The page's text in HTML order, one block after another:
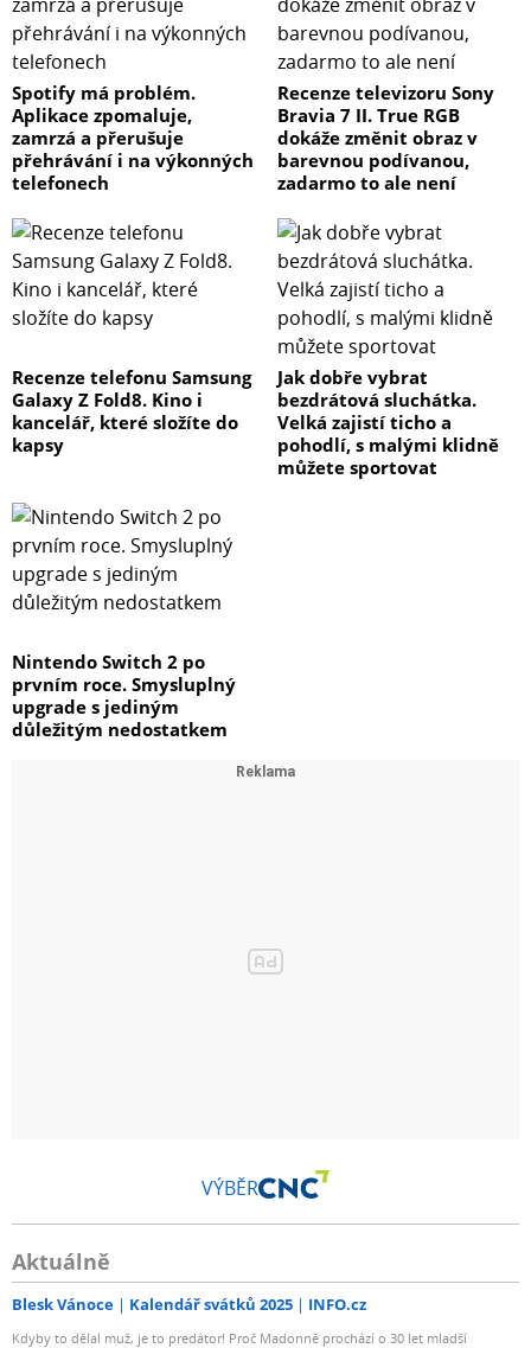
Spotify má problém.
Aplikace zpomaluje,
zamrzá a přerušuje
přehrávání i na výkonných
telefonech
Recenze televizoru Sony
Bravia 7 II. True RGB
dokáže změnit obraz v
barevnou podívanou,
zadarmo to ale není
Recenze telefonu Samsung
Galaxy Z Fold8. Kino i
kancelář, které složíte do
kapsy
Jak dobře vybrat
bezdrátová sluchátka.
Velká zajistí ticho a
pohodlí, s malými klidně
můžete sportovat
Nintendo Switch 2 po
prvním roce. Smysluplný
upgrade s jediným
důležitým nedostatkem
VÝBĚR
Aktuálně
Blesk Vánoce Kalendář svátků 2025 INFO.cz
Kdyby to dělal muž, je to predátor! Proč Madonně prochází o 30 let mladší